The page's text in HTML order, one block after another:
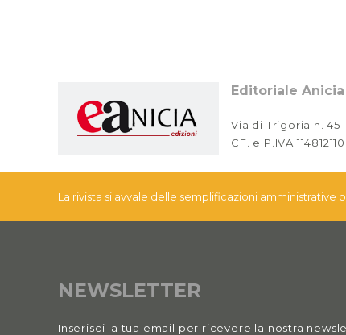
Editoriale Anicia
Via di Trigoria n. 45
CF. e P.IVA
La rivista si avvale delle semplificazioni amministrative
NEWSLETTER
Inserisci la tua email per ricevere la nostra